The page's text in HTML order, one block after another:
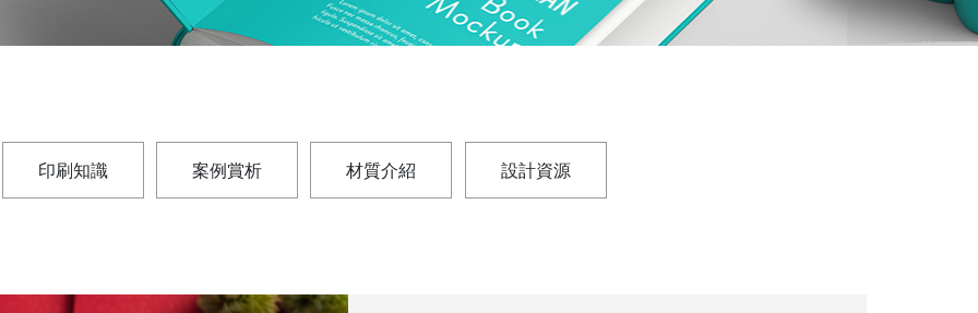
印刷知識 案例賞析 材質介紹 設計資源